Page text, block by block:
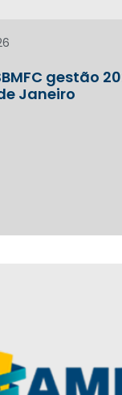
gestão
Janeiro